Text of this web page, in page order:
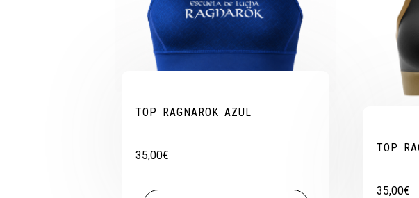
TOP RAGNAROK AZUL
35,00€
TOP
35,00€